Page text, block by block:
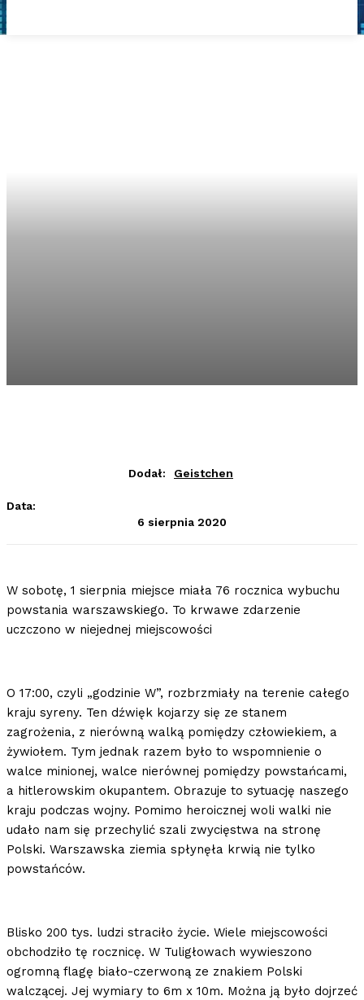
Dodał: Geistchen
Data:
6 sierpnia 2020
W sobotę, 1 sierpnia miejsce miała 76 rocznica wybuchu
powstania warszawskiego. To krwawe zdarzenie
uczczono w niejednej miejscowości
O 17:00, czyli „godzinie W”, rozbrzmiały na terenie całego
kraju syreny. Ten dźwięk kojarzy się ze stanem
zagrożenia, z nierówną walką pomiędzy człowiekiem, a
żywiołem. Tym jednak razem było to wspomnienie o
walce minionej, walce nierównej pomiędzy powstańcami,
a hitlerowskim okupantem. Obrazuje to sytuację naszego
kraju podczas wojny. Pomimo heroicznej woli walki nie
udało nam się przechylić szali zwycięstwa na stronę
Polski. Warszawska ziemia spłynęła krwią nie tylko
powstańców.
Blisko 200 tys. ludzi straciło życie. Wiele miejscowości
obchodziło tę rocznicę. W Tuligłowach wywieszono
ogromną flagę biało-czerwoną ze znakiem Polski
walczącej. Jej wymiary to 6m x 10m. Można ją było dojrzeć